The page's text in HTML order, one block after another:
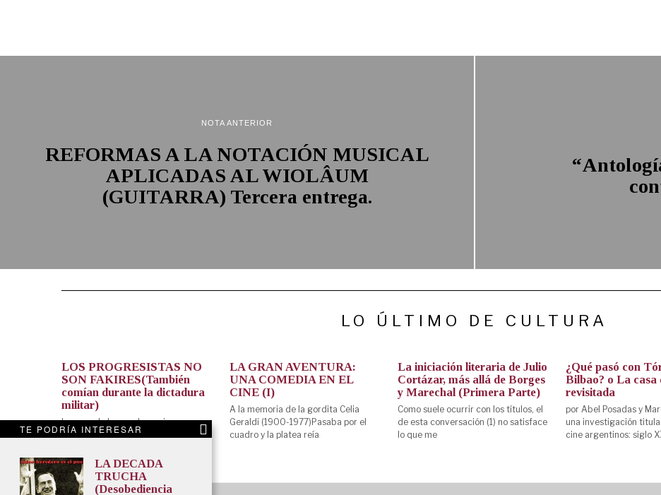
TE PODRÍA INTERESAR
LA DECADA
TRUCHA
(Desobediencia
NOTA ANTERIOR
REFORMAS A LA NOTACIÓN MUSICAL
APLICADAS AL WIOLÂUM
(GUITARRA) Tercera entrega.
LO ÚLTIMO DE CULTURA
LOS PROGRESISTAS NO
SON FAKIRES(También
comían durante la dictadura
militar)
La casa de las sombras:cine
argentino 1976-1983 En 1975 y
LA GRAN AVENTURA:
UNA COMEDIA EN EL
CINE (I)
A la memoria de la gordita Celia
Geraldi (1900-1977)Pasaba por el
cuadro y la platea reía
La iniciación literaria de Julio
Cortázar, más allá de Borges
y Marechal (Primera Parte)
Como suele ocurrir con los títulos, el
de esta conversación (1) no satisface
lo que me
¿Qué pasó con
Bilbao? o La casa
revisitada
por Abel Posadas y
una investigación
cine argentinos: siglo